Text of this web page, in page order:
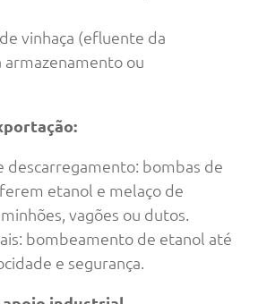
vinhaça (efluente da
armazenamento ou
descarregamento: bombas de
etanol e melaço de
vagões ou dutos.
bombeamento de etanol até
e segurança.